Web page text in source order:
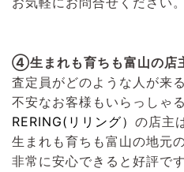
④生まれも育ちも富山の店
査定員がどのような人が来
不安なお客様もいらっしゃ
RERING(リリング） の店主
生まれも育ちも富山の地元
非常に安心できると好評です